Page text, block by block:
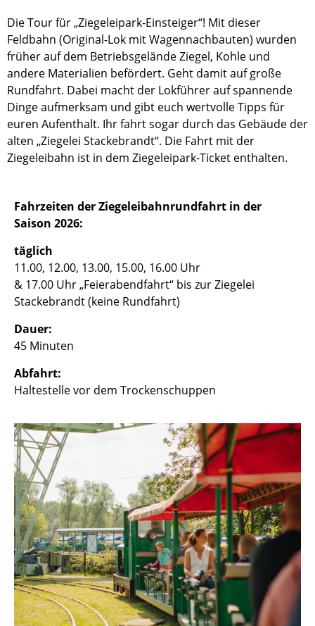
Die Tour für „Ziegeleipark-Einsteiger“! Mit dieser
Feldbahn (Original-Lok mit Wagennachbauten) wurden
früher auf dem Betriebsgelände Ziegel, Kohle und
andere Materialien befördert. Geht damit auf große
Rundfahrt. Dabei macht der Lokführer auf spannende
Dinge aufmerksam und gibt euch wertvolle Tipps für
euren Aufenthalt. Ihr fahrt sogar durch das Gebäude der
alten „Ziegelei Stackebrandt“. Die Fahrt mit der
Ziegeleibahn ist in dem Ziegeleipark-Ticket enthalten.
Fahrzeiten der Ziegeleibahnrundfahrt in der
Saison 2026:
täglich
11.00, 12.00, 13.00, 15.00, 16.00 Uhr
& 17.00 Uhr „Feierabendfahrt“ bis zur Ziegelei
Stackebrandt (keine Rundfahrt)
Dauer:
45 Minuten
Abfahrt:
Haltestelle vor dem Trockenschuppen